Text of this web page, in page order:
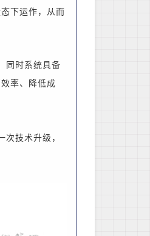
下运作，从而
同时系统具备
率、降低成
次技术升级，